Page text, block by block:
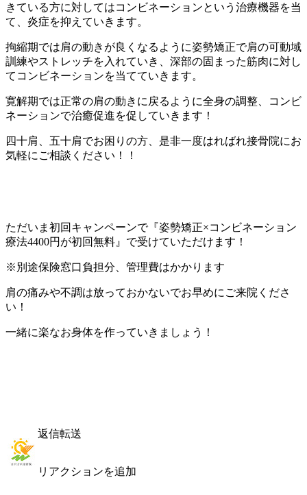
きている方に対してはコンビネーションという治療機器を当
て、炎症を抑えていきます。
拘縮期では肩の動きが良くなるように姿勢矯正で肩の可動域
訓練やストレッチを入れていき、 深部の固まった筋肉に対し
てコンビネーションを当てていきます。
寛解期では正常の肩の動きに戻るように全身の調整、
コンビ
ネーションで治癒促進を促していきます！
四十肩、五十肩でお困りの方、 是非一度はればれ接骨院にお
気軽にご相談ください！！
ただいま初回キャンペーンで『姿勢矯正×コンビネーション
療法4400円が初回無料』 で受けていただけます！
※別途保険窓口負担分、管理費はかかります
肩の痛みや不調は放っておかないでお早めにご来院くださ
い！
一緒に楽なお身体を作っていきましょう！
返信転送
リアクションを追加